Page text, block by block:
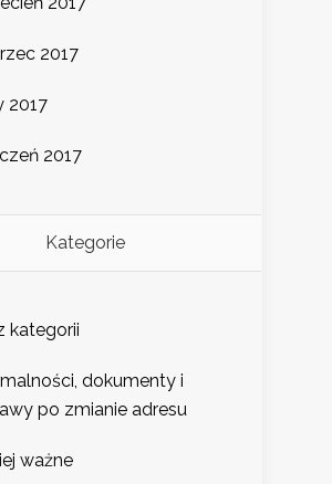
2017
2017
2017
Kategorie
kategorii
dokumenty i
po zmianie adresu
ważne